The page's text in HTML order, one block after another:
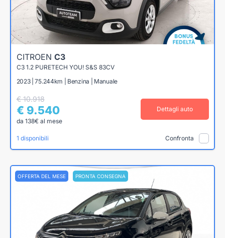
CITROEN C3
C3 1.2 PURETECH YOU! S&S 83CV
2023 | 75.244km | Benzina | Manuale
€ 10.918
€ 9.540
da 138€ al mese
Dettagli auto
1 disponibili Confronta
OFFERTA DEL MESE PRONTA CONSEGNA